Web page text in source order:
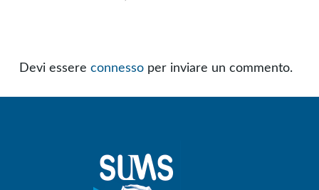
Devi essere connesso per inviare un commento.